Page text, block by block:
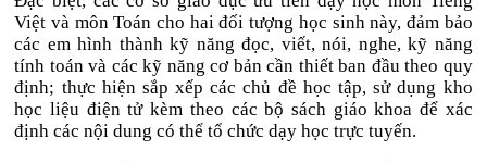
Việt và môn Toán cho hai đối tượng học sinh này, đảm bảo
các em hình thành kỹ năng đọc, viết, nói, nghe, kỹ năng
tính toán và các kỹ năng cơ bản cần thiết ban đầu theo quy
định; thực hiện sắp xếp các chủ đề học tập, sử dụng kho
học liệu điện tử kèm theo các bộ sách giáo khoa để xác
định các nội dung có thể tổ chức dạy học trực tuyến.